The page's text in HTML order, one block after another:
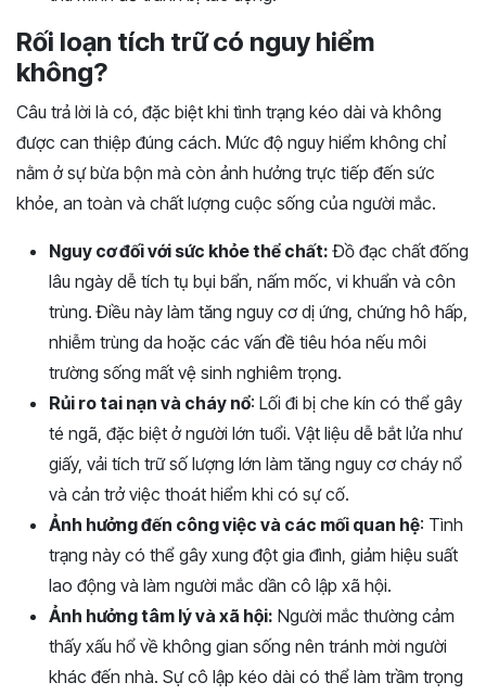
Rối loạn tích trữ có nguy hiểm
không?
Câu trả lời là có, đặc biệt khi tình trạng kéo dài và không
được can thiệp đúng cách. Mức độ nguy hiểm không chỉ
nằm ở sự bừa bộn mà còn ảnh hưởng trực tiếp đến sức
khỏe, an toàn và chất lượng cuộc sống của người mắc.
Nguy cơ đối với sức khỏe thể chất: Đồ đạc chất đống
lâu ngày dễ tích tụ bụi bẩn, nấm mốc, vi khuẩn và côn
trùng. Điều này làm tăng nguy cơ dị ứng, chứng hô hấp,
nhiễm trùng da hoặc các vấn đề tiêu hóa nếu môi
trường sống mất vệ sinh nghiêm trọng.
Rủi ro tai nạn và cháy nổ: Lối đi bị che kín có thể gây
té ngã, đặc biệt ở người lớn tuổi. Vật liệu dễ bắt lửa như
giấy, vải tích trữ số lượng lớn làm tăng nguy cơ cháy nổ
và cản trở việc thoát hiểm khi có sự cố.
Ảnh hưởng đến công việc và các mối quan hệ: Tình
trạng này có thể gây xung đột gia đình, giảm hiệu suất
lao động và làm người mắc dần cô lập xã hội.
Ảnh hưởng tâm lý và xã hội: Người mắc thường cảm
thấy xấu hổ về không gian sống nên tránh mời người
khác đến nhà. Sự cô lập kéo dài có thể làm trầm trọng